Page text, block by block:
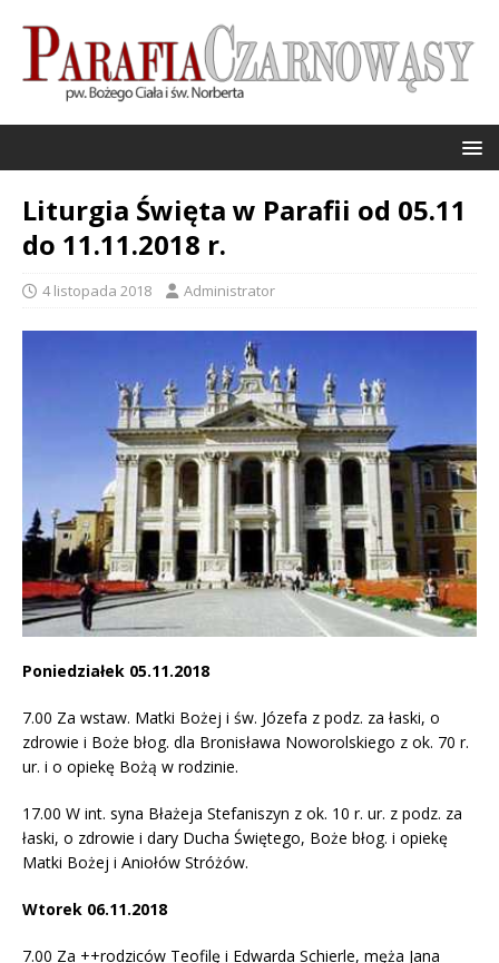
Liturgia Święta w Parafii od 05.11
do 11.11.2018 r.
4 listopada 2018 Administrator
Poniedziałek 05.11.2018
7.00 Za wstaw. Matki Bożej i św. Józefa z podz. za łaski, o
zdrowie i Boże błog. dla Bronisława Noworolskiego z ok. 70 r.
ur. i o opiekę Bożą w rodzinie.
17.00 W int. syna Błażeja Stefaniszyn z ok. 10 r. ur. z podz. za
łaski, o zdrowie i dary Ducha Świętego, Boże błog. i opiekę
Matki Bożej i Aniołów Stróżów.
Wtorek 06.11.2018
7.00 Za ++rodziców Teofilę i Edwarda Schierle, męża Jana